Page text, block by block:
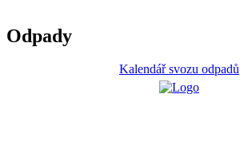
Odpady
Kalendář svozu odpadů